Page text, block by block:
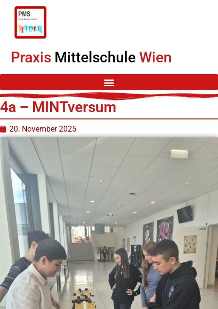
Praxis MittelschuleWien
4a – MINTversum
20. November 2025